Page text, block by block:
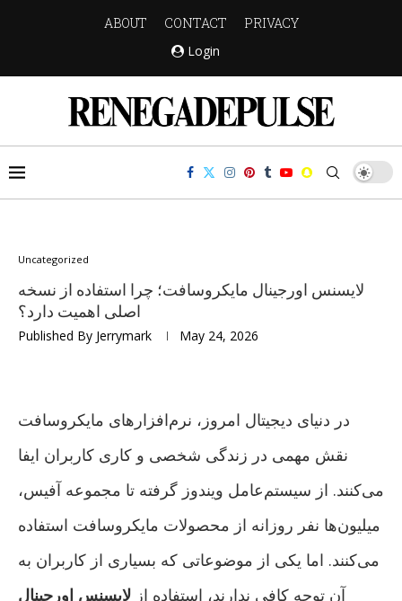
ABOUT CONTACT
PRIVACY
Login
Uncategorized
لایسنس اورجینال مایکروسافت؛ چرا استفاده از نسخه
اصلی اهمیت دارد؟
Published By Jerrymark May 24, 2026
در دنیای دیجیتال امروز، نرم‌افزارهای مایکروسافت
نقش مهمی در زندگی شخصی و کاری کاربران ایفا
می‌کنند. از سیستم‌عامل ویندوز گرفته تا مجموعه آفیس،
میلیون‌ها نفر روزانه از محصولات مایکروسافت استفاده
می‌کنند. اما یکی از موضوعاتی که بسیاری از کاربران به
آن توجه کافی ندارند، استفاده از لایسنس اورجینال